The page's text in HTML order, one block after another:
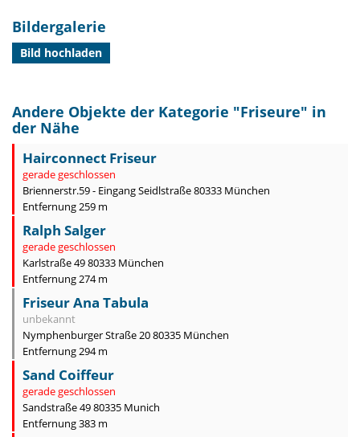
Bildergalerie
Bild hochladen
Andere Objekte der Kategorie "Friseure" in
der Nähe
Hairconnect Friseur
gerade geschlossen
Briennerstr.59 - Eingang Seidlstraße 80333 München
Entfernung 259 m
Ralph Salger
gerade geschlossen
Karlstraße 49 80333 München
Entfernung 274 m
Friseur Ana Tabula
unbekannt
Nymphenburger Straße 20 80335 München
Entfernung 294 m
Sand Coiffeur
gerade geschlossen
Sandstraße 49 80335 Munich
Entfernung 383 m